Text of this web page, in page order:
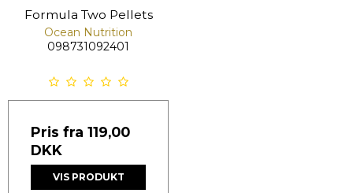
Formula Two Pellets
Ocean Nutrition
098731092401
Pris fra 119,00
DKK
VIS PRODUKT